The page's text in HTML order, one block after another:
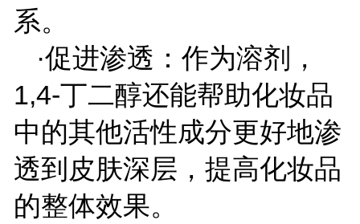
系。
·促进渗透：作为溶剂，
1,4-丁二醇还能帮助化妆品
中的其他活性成分更好地渗
透到皮肤深层，提高化妆品
的整体效果。